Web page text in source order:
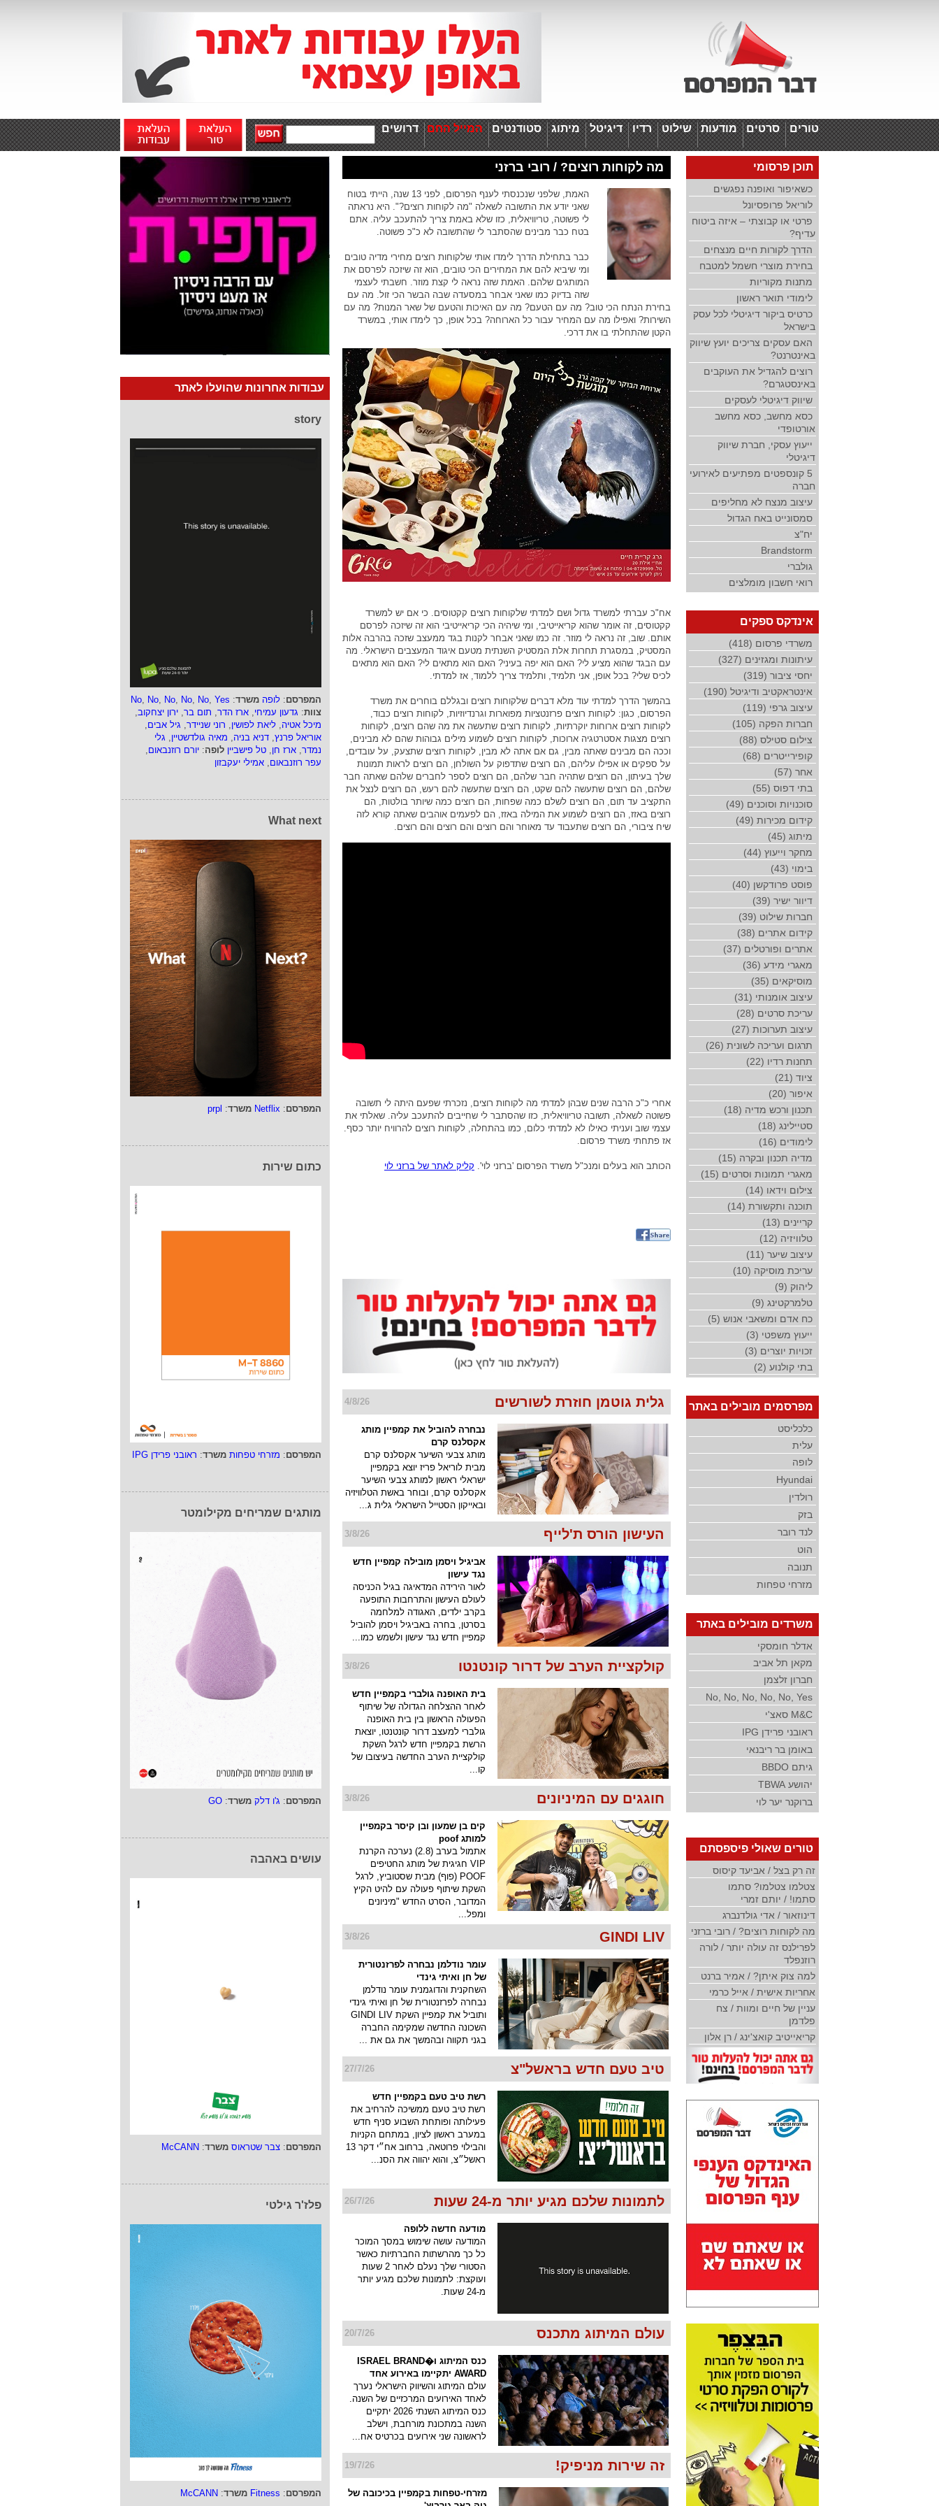
טורים סרטים מודעות שילוט רדיו דיגיטל מיתוג סטודנטים המייל החם דרושים
עבודות אחרונות שהועלו לאתר
story
המפרסם: לופה משרד:
No, No, No, No, No, Yes
צוות: גדעון עמיחי, ארז הדר, תום בר, ירון יצחקוב,
מיכל אטיה, ליאת לפושין, רוני שניידר, גיל אבים,
אוריאל פרנץ, דניא בניה, מאיה גולדשטיין, גלי
נמדר, ארז חן, טל פישביין לופה: יורם רוזנבאום,
עפר רוזנבאום, אמילי יעקבזון
What next
המפרסם:
Netflix משרד:
prpl
כתום שירות
המפרסם: מזרחי טפחות משרד: ראובני פרידן IPG
מותגים שמריחים מקילומטר
המפרסם: ג'ו דלק משרד:
GO
עושים באהבה
המפרסם: צבר שטראוס משרד:
McCANN
פלז'ר גילטי
המפרסם:
Fitness משרד:
McCANN
מה לקוחות רוצים? / רובי ברזני
האמת, שלפני שנכנסתי לענף הפרסום, לפני 13 שנה, הייתי בטוח
שאני יודע את התשובה לשאלה "מה לקוחות רוצים?". היא נראתה
לי פשוטה, טריוויאלית, כזו שלא באמת צריך להתעכב עליה. אתם
בטח כבר מבינים שהסתבר לי שהתשובה לא כ"כ פשוטה.
כבר בתחילת הדרך לימדו אותי שלקוחות רוצים מחירי מדיה טובים
ומי שיביא להם את המחירים הכי טובים, הוא זה שיזכה לפרסם את
המותגים שלהם. האמת שזה נראה לי קצת מוזר. חשבתי לעצמי
שזה בדיוק כמו שאני אבחר במסעדה שבה הבשר הכי זול. מה עם
בחירת הנתח הכי טוב? מה עם הטעם? מה עם האיכות והטעם של שאר המנות? מה עם
השירות? ואפילו מה עם המחיר עבור כל הארוחה? בכל אופן, כך לימדו אותי, במשרד
הקטן שהתחלתי בו את דרכי.
אח"כ עברתי למשרד גדול ושם למדתי שלקוחות רוצים קקטוסים. כי אם יש למשרד
קקטוסים, זה אומר שהוא קריאייטיבי, ומי שיהיה הכי קריאייטיבי הוא זה שיזכה לפרסם
אותם. שוב, זה נראה לי מוזר. זה כמו שאני אבחר לקנות בגד ממעצב שזכה בהרבה אלות
המסטיק, במסגרת תחרות אלת המסטיק השנתית מטעם איגוד המעצבים הישראלי. מה
עם הבגד שהוא מציע לי? האם הוא יפה בעיני? האם הוא מתאים לי? האם הוא מתאים
לכיס שלי? בכל אופן, אני תלמיד, ותלמיד צריך ללמוד, אז למדתי.
בהמשך הדרך למדתי עוד מלא דברים שלקוחות רוצים ובגללם בוחרים את משרד
הפרסום, כגון: לקוחות רוצים פרזנטציות מפוארות וגרנדיוזיות, לקוחות רוצים כבוד,
לקוחות רוצים ארוחות יוקרתיות, לקוחות רוצים שתעשה את מה שהם רוצים, לקוחות
רוצים מצגות אסטרטגיה ארוכות, לקוחות רוצים לשמוע מילים גבוהות שהם לא מבינים,
וככה הם מבינים שאתה מבין, גם אם אתה לא מבין, לקוחות רוצים שתצעק, על עובדים,
על ספקים או אפילו עליהם, הם רוצים שתדפוק על השולחן, הם רוצים לראות תמונות
שלך בעיתון, הם רוצים שתהיה חבר שלהם, הם רוצים לספר לחברים שלהם שאתה חבר
שלהם, הם רוצים שתעשה להם שקט, הם רוצים שתעשה להם רעש, הם רוצים לנצל את
התקציב עד תום, הם רוצים לשלם כמה שפחות, הם רוצים כמה שיותר בולטות, הם
רוצים באזז, הם רוצים לשמוע את המילה באזז, הם לפעמים אוהבים שאתה קורא לזה
שיח ציבורי, הם רוצים שתעבוד עד מאוחר והם רוצים והם רוצים והם רוצים.
אחרי כ"כ הרבה שנים שבהן למדתי מה לקוחות רוצים, נזכרתי שפעם היתה לי תשובה
פשוטה לשאלה, תשובה טריוויאלית, כזו שהסתבר לי שחייבים להתעכב עליה. שאלתי את
עצמי שוב ועניתי כאילו לא למדתי כלום, כמו בהתחלה, לקוחות רוצים להרוויח יותר כסף.
אז פתחתי משרד פרסום.
הכותב הוא בעלים ומנכ"ל משרד הפרסום 'ברזני לוי'. קליק לאתר של ברזני לוי
4/8/26 גלית גוטמן חוזרת לשורשים
נבחרה להוביל את קמפיין מותג
אקסלנס קרם
מותג צבעי השיער אקסלנס קרם
מבית לוריאל פריז יוצא בקמפיין
ישראלי ראשון למותג צבעי השיער
אקסלנס קרם, ובוחר באשת הטלוויזיה
ובאייקון הסטייל הישראלי גלית ג...
3/8/26 העישון הורס ת'לייף
אביגיל ויסמן מובילה קמפיין חדש
נגד עישון
לאור הירידה המדאיגה בגיל הכניסה
לעולם העישון והתרחבות התופעה
בקרב ילדים, האגודה למלחמה
בסרטן, בחרה באביגיל ויסמן להוביל
קמפיין חדש נגד עישון ולשמש כמו...
3/8/26 קולקציית הערב של דרור קונטנטו
בית האופנה גולברי בקמפיין חדש
לאחר ההצלחה הגדולה של שיתוף
הפעולה הראשון בין בית האופנה
גולברי למעצב דרור קונטנטו, יוצאת
הרשת בקמפיין חדש לרגל השקת
קולקציית הערב החדשה בעיצובו של
קו...
3/8/26 חוגגים עם המיניונים
קים בן שמעון ובן קיסר בקמפיין
למותג poof
אתמול בערב (2.8) נערכה הקרנת
VIP חגיגית של מותג החטיפים
POOF (פוף) מבית שסטוביץ, לרגל
השקת שיתוף פעולה עם להיט הקיץ
המדובר, הסרט החדש "מיניונים
ומפל...
3/8/26
עומר נודלמן נבחרה לפרזנטורית
של חן ואיתי גינדי
השחקנית והדוגמנית עומר נודלמן
נבחרה לפרזנטורית של חן ואיתי גינדי
ותוביל את קמפיין השקת GINDI LIV
השכונה החדשה שמקימה החברה
בגני תקווה ובהמשך את גם את ...
27/7/26 טיב טעם חדש בראשל"צ
רשת טיב טעם בקמפיין חדש
רשת טיב טעם ממשיכה להרחיב את
פעילותה ופותחת השבוע סניף חדש
במערב ראשון לציון, במתחם הקניות
והבילוי פרוטאה, ברחוב אח״י דקר 13
ראשל״צ, והוא יהווה את הסנ...
26/7/26 לתמונות שלכם מגיע יותר מ-24 שעות
מודעה חדשה ללופה
המודעה עושה שימוש במסך המוכר
כל כך מהרשתות החברתיות כאשר
הסטורי שלך נעלם לאחר 2 שעות
ועוקצת: לתמונות שלכם מגיע יותר
מ-24 שעות.
20/7/26 עולם המיתוג מתכנס
כנס המיתוג ו�ISRAEL BRAND
AWARD יתקיימו באירוע אחד
עולם המיתוג והשיווק הישראלי נערך
לאחד האירועים המרכזיים של השנה.
כנס המיתוג השנתי 2026 יתקיים
השנה במתכונת מורחבת, וישלב
לראשונה שני אירועים בכרטיס אח...
19/7/26 זה שירות מניפיק!
מזרחי-טפחות בקמפיין בכיכובה של
תוכן פרסומי
כשאיפור ואופנה נפגשים
לוריאל פרופסיונל
פרטי או קבוצתי – איזה ביטוח
עדיף?
הדרך לקורות חיים מנצחים
בחירת מוצרי חשמל למטבח
מתנות מקוריות
לימודי תואר ראשון
כרטיס ביקור דיגיטלי לכל עסק
בישראל
האם עסקים צריכים יועץ שיווק
באינטרנט?
רוצים להגדיל את העוקבים
באינסטגרם?
שיווק דיגיטלי לעסקים
כסא מחשב, כסא מחשב
אורטופדי
ייעוץ עסקי, חברת שיווק
דיגיטלי
5 קונספטים מפתיעים לאירועי
חברה
עיצוב מנצח לא מחליפים
סמסונייט באח הגדול
יח"צ
Brandstorm
גולברי
רואי חשבון מומלצים
אינדקס ספקים
משרדי פרסום (418)
עיתונות ומגזינים (327)
יחסי ציבור (319)
אינטראקטיב ודיגיטל (190)
עיצוב גרפי (119)
חברות הפקה (105)
צילום סטילס (88)
קופירייטרים (68)
אחר (57)
בתי דפוס (55)
סוכנויות וסוכנים (49)
קידום מכירות (49)
מיתוג (45)
מחקר וייעוץ (44)
בימוי (43)
פוסט פרודקשן (40)
דיוור ישיר (39)
חברות שילוט (39)
קידום אתרים (38)
אתרים ופורטלים (37)
מאגרי מידע (36)
מוסיקאים (35)
עיצוב אומנותי (31)
עריכת סרטים (28)
עיצוב תערוכות (27)
תרגום ועריכה לשונית (26)
תחנות רדיו (22)
ציוד (21)
איפור (20)
תכנון ורכש מדיה (18)
סטיילינג (18)
לימודים (16)
מדיה תכנון ובקרה (15)
מאגרי תמונות וסרטים (15)
צילום וידאו (14)
תוכנה ותקשורת (14)
קריינים (13)
טלוויזיה (12)
עיצוב שיער (11)
עריכת מוסיקה (10)
ליהוק (9)
טלמרקטינג (9)
כח אדם ומשאבי אנוש (5)
ייעוץ משפטי (3)
זכויות יוצרים (3)
בתי קולנוע (2)
מפרסמים מובילים באתר
כלכליסט
עלית
לופה
Hyundai
רולדין
בזק
לנד רובר
הוט
תנובה
מזרחי טפחות
משרדים מובילים באתר
אדלר חומסקי
מקאן תל אביב
חברון זלצמן
No, No, No, No, No, Yes
M&C סאצ'י
ראובני פרידן IPG
באומן בר ריבנאי
גיתם BBDO
יהושע TBWA
ברוקנר יער לוי
טורים שאולי פיספסתם
זה רק בצל / אביעד קיסוס
צטלמו צטלמו? סתמו
סתמו! / יותם זמרי
דינוזאור / אדי גולדנברג
מה לקוחות רוצים? / רובי ברזני
לפרילנס זה עולה יותר / לורה
רוזנפלד
למה צוק איתן? / אמיר ברנט
אחריות אישית / אייל כרמי
עניין של חיים ומוות / צח
פלדמן
קריאייטיב קואצ'ינג / רן אלון